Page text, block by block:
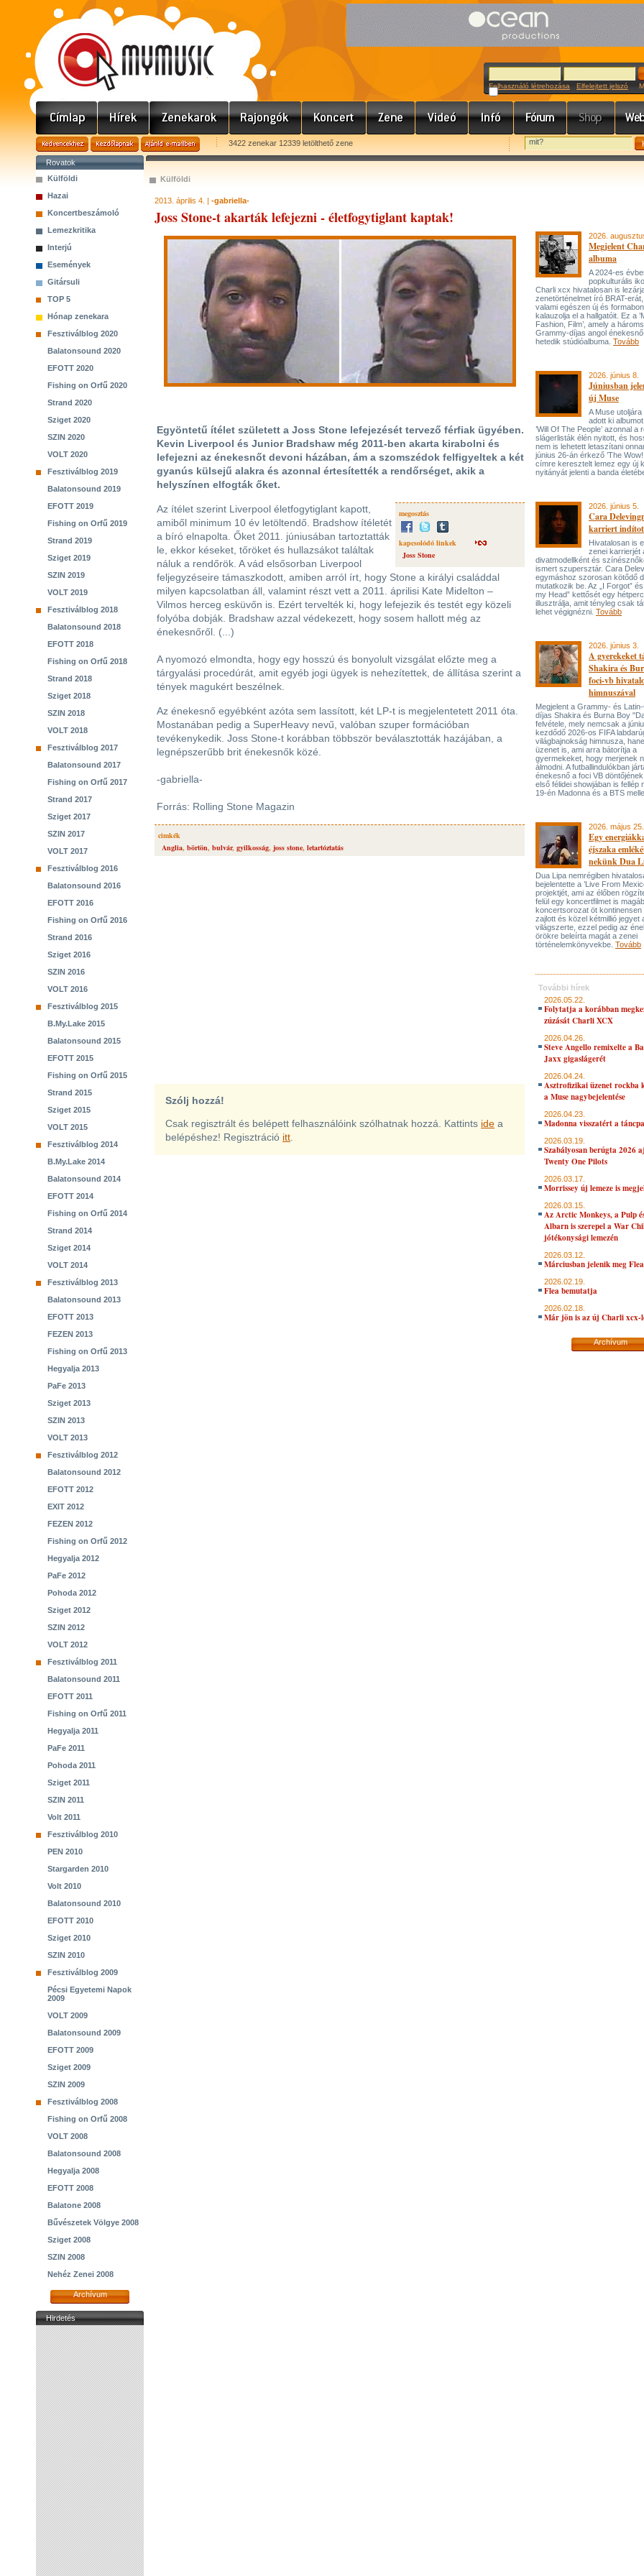
Felhasználó létrehozása Elfelejtett jelszó
3422 zenekar 12339 letölthető zene
Rovatok
Külföldi
Hazai
Koncertbeszámoló
Lemezkritika
Interjú
Események
Gitársuli
TOP 5
Hónap zenekara
Fesztiválblog 2020
Balatonsound 2020
EFOTT 2020
Fishing on Orfű 2020
Strand 2020
Sziget 2020
SZIN 2020
VOLT 2020
Fesztiválblog 2019
Balatonsound 2019
EFOTT 2019
Fishing on Orfű 2019
Strand 2019
Sziget 2019
SZIN 2019
VOLT 2019
Fesztiválblog 2018
Balatonsound 2018
EFOTT 2018
Fishing on Orfű 2018
Strand 2018
Sziget 2018
SZIN 2018
VOLT 2018
Fesztiválblog 2017
Balatonsound 2017
Fishing on Orfű 2017
Strand 2017
Sziget 2017
SZIN 2017
VOLT 2017
Fesztiválblog 2016
Balatonsound 2016
EFOTT 2016
Fishing on Orfű 2016
Strand 2016
Sziget 2016
SZIN 2016
VOLT 2016
Fesztiválblog 2015
B.My.Lake 2015
Balatonsound 2015
EFOTT 2015
Fishing on Orfű 2015
Strand 2015
Sziget 2015
VOLT 2015
Fesztiválblog 2014
B.My.Lake 2014
Balatonsound 2014
EFOTT 2014
Fishing on Orfű 2014
Strand 2014
Sziget 2014
VOLT 2014
Fesztiválblog 2013
Balatonsound 2013
EFOTT 2013
FEZEN 2013
Fishing on Orfű 2013
Hegyalja 2013
PaFe 2013
Sziget 2013
SZIN 2013
VOLT 2013
Fesztiválblog 2012
Balatonsound 2012
EFOTT 2012
EXIT 2012
FEZEN 2012
Fishing on Orfű 2012
Hegyalja 2012
PaFe 2012
Pohoda 2012
Sziget 2012
SZIN 2012
VOLT 2012
Fesztiválblog 2011
Balatonsound 2011
EFOTT 2011
Fishing on Orfű 2011
Hegyalja 2011
PaFe 2011
Pohoda 2011
Sziget 2011
SZIN 2011
Volt 2011
Fesztiválblog 2010
PEN 2010
Stargarden 2010
Volt 2010
Balatonsound 2010
EFOTT 2010
Sziget 2010
SZIN 2010
Fesztiválblog 2009
Pécsi Egyetemi Napok
2009
VOLT 2009
Balatonsound 2009
EFOTT 2009
Sziget 2009
SZIN 2009
Fesztiválblog 2008
Fishing on Orfű 2008
VOLT 2008
Balatonsound 2008
Hegyalja 2008
EFOTT 2008
Balatone 2008
Bűvészetek Völgye 2008
Sziget 2008
SZIN 2008
Nehéz Zenei 2008
Archívum
Hirdetés
Külföldi
2013. április 4. | -gabriella-
Joss Stone-t akarták lefejezni - életfogytiglant kaptak!
Egyöntetű ítélet született a Joss Stone lefejezését tervező férfiak ügyében.
Kevin Liverpool és Junior Bradshaw még 2011-ben akarta kirabolni és
lefejezni az énekesnőt devoni házában, ám a szomszédok felfigyeltek a két
gyanús külsejű alakra és azonnal értesítették a rendőrséget, akik a
helyszínen elfogták őket.
megosztás
kapcsolódó linkek
Joss Stone
Az ítélet szerint Liverpool életfogytiglant kapott,
amiből minimum 10 év letöltendő. Bradshow ítéletét
a bíró elnapolta. Őket 2011. júniusában tartoztatták
le, ekkor késeket, tőröket és hullazsákot találtak
náluk a rendőrök. A vád elsősorban Liverpool
feljegyzéseire támaszkodott, amiben arról írt, hogy Stone a királyi családdal
milyen kapcsolatban áll, valamint részt vett a 2011. áprilisi Kate Midelton –
Vilmos herceg esküvőn is. Ezért tervelték ki, hogy lefejezik és testét egy közeli
folyóba dobják. Bradshaw azzal védekezett, hogy sosem hallott még az
énekesnőről. (...)
A nyomozó elmondta, hogy egy hosszú és bonyolult vizsgálat előzte meg a
tárgyalási procedúrát, amit egyéb jogi ügyek is nehezítettek, de állítása szerint a
tények magukért beszélnek.
Az énekesnő egyébként azóta sem lassított, két LP-t is megjelentetett 2011 óta.
Mostanában pedig a SuperHeavy nevű, valóban szuper formációban
tevékenykedik. Joss Stone-t korábban többször beválasztották hazájában, a
legnépszerűbb brit énekesnők közé.
-gabriella-
Forrás: Rolling Stone Magazin
cimkék
Anglia, börtön, bulvár, gyilkosság, joss stone, letartóztatás
Szólj hozzá!
Csak regisztrált és belépett felhasználóink szólhatnak hozzá. Kattints ide a
belépéshez! Regisztráció itt
2026.
Megjelent
albuma
A 2024-es
popkulturális
Charli xcx hivatalosan is
zenetörténelmet író BRAT-
valami egészen új és
kalauzolja el a hallgatóit. Ez a
Fashion, Film’, amely a
Grammy-díjas angol
hetedik stúdióalbuma. Tovább
2026. június 8.
Júniusban
új Muse
A Muse
adott ki
’Will Of The People’ azonnal a
slágerlisták élén nyitott, és
nem is lehetett letaszítani
június 26-án érkező ’The Wow!
címre keresztelt lemez egy új
nyitányát jelenti a banda
2026. június 5.
Cara
karriert
Hivatalosan is
zenei karrierjét
divatmodellként és
ismert szupersztár. Cara
egymáshoz szorosan kötődő
mutatkozik be. Az „I Forgot”
my Head” kettősét egy
illusztrálja, amit tényleg csak
lehet végignézni. Tovább
2026. június 3.
A gyerekeket
Shakira és
foci-vb
himnuszával
Megjelent a Grammy- és
díjas Shakira és Burna Boy
felvétele, mely nemcsak a
kezdődő 2026-os FIFA
világbajnokság himnusza,
üzenet is, ami arra bátorítja a
gyermekeket, hogy merjenek
álmodni. A futballindulókban
énekesnő a foci VB
első félidei showjában is fellép
19-én Madonna és a BTS
2026. május 25.
Egy
éjszaka
nekünk Dua
Dua Lipa nemrégiben
bejelentette a ’Live From
projektjét, ami az élőben
felül egy koncertfilmet is
koncertsorozat öt kontinensen
zajlott és közel kétmillió jegyet
világszerte, ezzel pedig az
örökre beleírta magát a zenei
történelemkönyvekbe. Tovább
További hírek
2026.05.22.
Folytatja a korábban
zúzását Charli XCX
2026.04.26.
Steve Angello remixelte a
Jaxx gigaslágerét
2026.04.24.
Asztrofizikai üzenet rockba
a Muse nagybejelentése
2026.04.23.
Madonna visszatért a
2026.03.19.
Szabályosan berúgta 2026
Twenty One Pilots
2026.03.17.
Morrissey új lemeze is
2026.03.15.
Az Arctic Monkeys, a Pulp
Albarn is szerepel a War
jótékonysági lemezén
2026.03.12.
Márciusban jelenik meg
2026.02.19.
Flea bemutatja
2026.02.18.
Már jön is az új Charli xcx-
Archívum